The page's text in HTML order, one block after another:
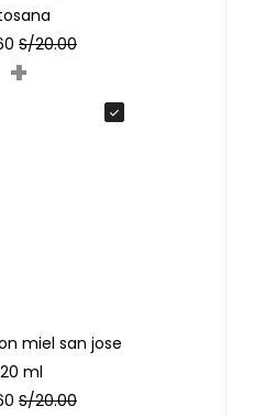
S/20.00
+
miel san jose
ml
S/20.00